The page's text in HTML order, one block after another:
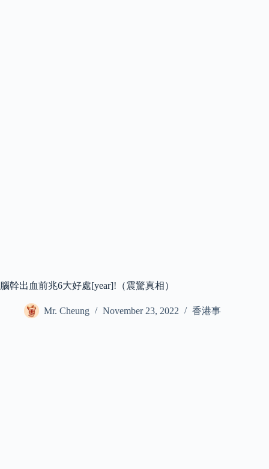
腦幹出血前兆6大好處[year]!（震驚真相）
Mr. Cheung November 23, 2022 香港事